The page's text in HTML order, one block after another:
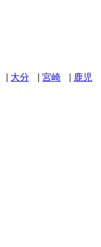
大分 宮崎 鹿児